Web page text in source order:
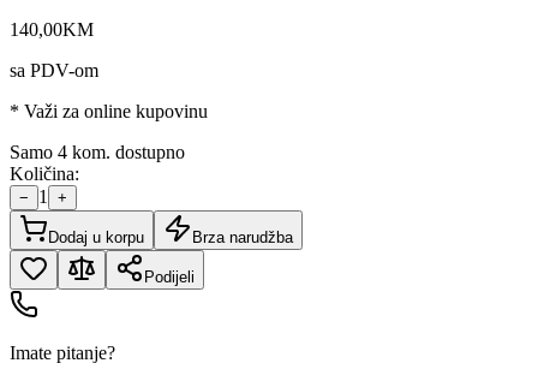
140,00KM
sa PDV-om
* Važi za online kupovinu
Samo 4 kom. dostupno
Količina:
− 1 +
Dodaj u korpu Brza narudžba
Podijeli
Imate pitanje?